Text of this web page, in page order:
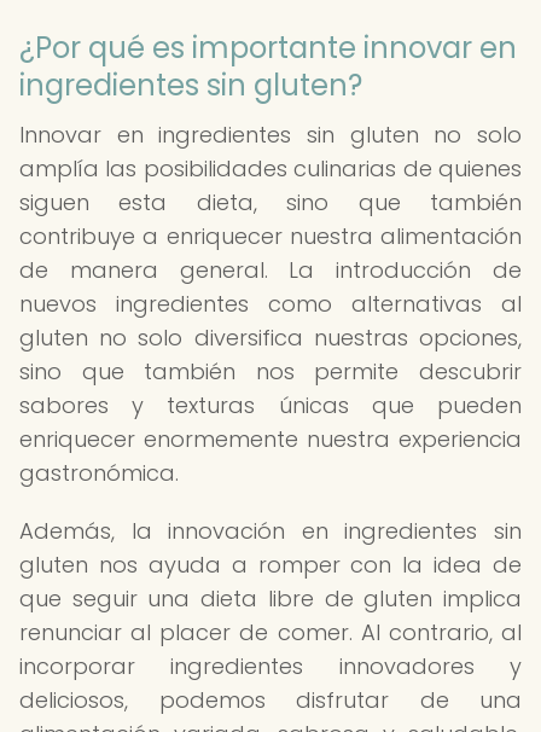
¿Por qué es importante innovar en
ingredientes sin gluten?
Innovar en ingredientes sin gluten no solo
amplía las posibilidades culinarias de quienes
siguen esta dieta, sino que también
contribuye a enriquecer nuestra alimentación
de manera general. La introducción de
nuevos ingredientes como alternativas al
gluten no solo diversifica nuestras opciones,
sino que también nos permite descubrir
sabores y texturas únicas que pueden
enriquecer enormemente nuestra experiencia
gastronómica.
Además, la innovación en ingredientes sin
gluten nos ayuda a romper con la idea de
que seguir una dieta libre de gluten implica
renunciar al placer de comer. Al contrario, al
incorporar ingredientes innovadores y
deliciosos, podemos disfrutar de una